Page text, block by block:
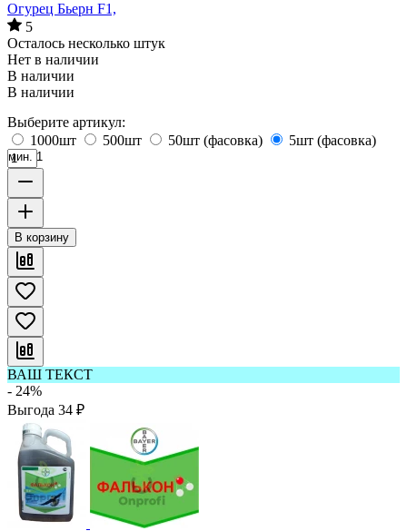
Огурец Бьерн F1,
5
Осталось несколько штук
Нет в наличии
В наличии
В наличии
Выберите артикул:
1000шт
500шт 50шт (фасовка) 5шт (фасовка)
мин. 1
В корзину
ВАШ ТЕКСТ
- 24%
Выгода 34 ₽